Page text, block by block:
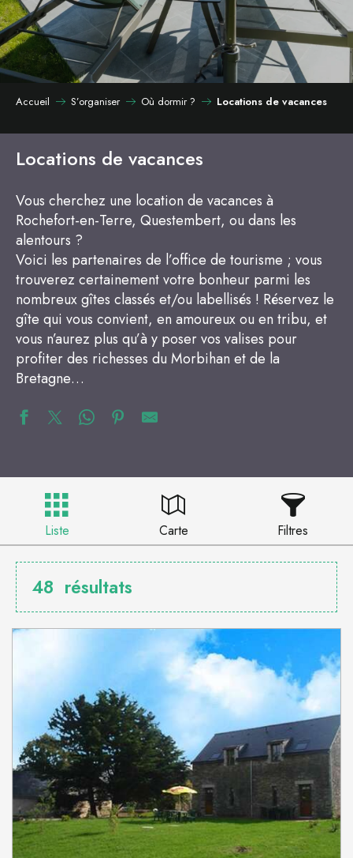
Accueil S’organiser Où dormir ? Locations de vacances
Locations de vacances
Vous cherchez une location de vacances à
Rochefort-en-Terre, Questembert, ou dans les
alentours ?
Voici les partenaires de l’office de tourisme ; vous
trouverez certainement votre bonheur parmi les
nombreux gîtes classés et/ou labellisés ! Réservez le
gîte qui vous convient, en amoureux ou en tribu, et
vous n’aurez plus qu’à y poser vos valises pour
profiter des richesses du Morbihan et de la
Bretagne…
Liste Carte Filtres
48 résultats